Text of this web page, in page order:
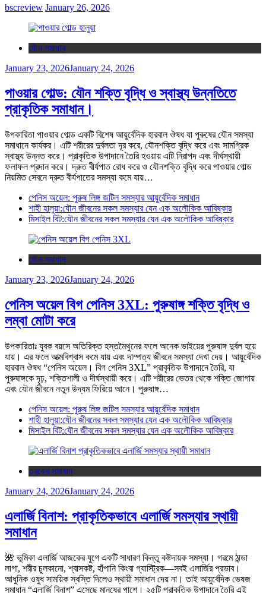
bscreview January 26, 2026
যৌন সমাধান
January 23, 2026January 24, 2026
পাওয়ার গোল্ড: যৌন শক্তি বৃদ্ধি ও স্বাস্থ্য উন্নতিতে
প্রাকৃতিক সমাধান।
উপকারিতা পাওয়ার গোল্ড একটি বিশেষ আয়ুর্বেদিক হারবাল ঔষধ যা পুরুষের যৌন সমস্যা
সমাধানে কার্যকর। এটি শরীরের দুর্বলতা দূর করে, যৌনশক্তি বৃদ্ধি করে এবং সামগ্রিক
স্বাস্থ্য উন্নত করে। প্রাকৃতিক উপাদানে তৈরি হওয়ায় এটি নিরাপদ এবং দীর্ঘস্থায়ী
ফলাফল প্রদান করে। দ্রুত বীর্যপাত রোধ করে ও যৌনশক্তি বৃদ্ধি করে পাওয়ার গোল্ড
নিয়মিত সেবনে দ্রুত বীর্যপাতের সমস্যা কমে যায়…
পেনিস অয়েল: পুরুষ লিঙ্গ জটিল সমস্যার আয়ুর্বেদিক সমাধান
শাহী হালুয়া:যৌন জীবনের সকল সমস্যার যেন এক অলৌকিক আবিষ্কার
মিসাইল বিট:যৌন জীবনের সকল সমস্যার যেন এক অলৌকিক আবিষ্কার
যৌন সমাধান
January 23, 2026January 24, 2026
পেনিস অয়েল বিগ পেনিস 3XL: পুরুষাঙ্গ শক্তি বৃদ্ধি ও
লম্বা মোটা করে
উপকারিতাঃ যুবক বয়সে অতিরিক্ত হস্তমৈথুনের ফলে অনেক ভাইয়ের পুরুষাঙ্গ দুর্বল হয়ে
যায়। এর ফলে আত্মবিশ্বাস কমে যায় এবং দাম্পত্য জীবনে সমস্যা দেখা দেয়। আয়ুর্বেদিক
হারবাল ঔষধ “পেনিস অয়েল। বিগ পেনিস 3XL” প্রাকৃতিক উপাদানে তৈরি, যা
পুরুষাঙ্গকে দৃঢ়, শক্তিশালী ও দীর্ঘস্থায়ী করে। এটি শরীরের ভেতর থেকে শক্তি জোগায়
এবং যৌন জীবনে নতুন উদ্যম ফিরিয়ে আনে। পুরুষাঙ্গ…
পেনিস অয়েল: পুরুষ লিঙ্গ জটিল সমস্যার আয়ুর্বেদিক সমাধান
শাহী হালুয়া:যৌন জীবনের সকল সমস্যার যেন এক অলৌকিক আবিষ্কার
মিসাইল বিট:যৌন জীবনের সকল সমস্যার যেন এক অলৌকিক আবিষ্কার
ত্বকের সমাধান
January 24, 2026January 24, 2026
এলার্জি বিনাশ: প্রাকৃতিকভাবে এলার্জি সমস্যার স্থায়ী
সমাধান
🌺 ভূমিকা এলার্জি আজকের যুগে একটি সাধারণ কিন্তু কষ্টদায়ক সমস্যা। গরমে ঠান্ডা
লাগা, শরীর চুলকানো, শ্বাসকষ্ট, হাঁপানি কিংবা গ্যাস্ট্রিক—সবই এলার্জির প্রভাব।
আধুনিক ওষুধ সাময়িক স্বস্তি দিলেও স্থায়ী সমাধান দেয় না। তাই আয়ুর্বেদিক ভেষজ
সমাধান “এলার্জি বিনাশ” এসেছে মানুষের পাশে। ২৫টি প্রাকৃতিক উপাদানে তৈরি এই